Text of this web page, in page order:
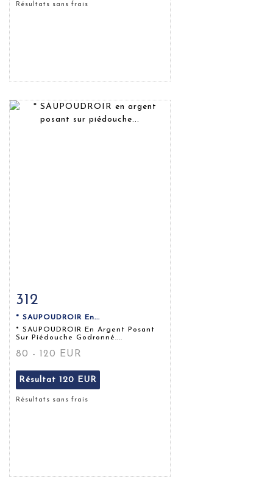
Résultats sans frais
Fiche détaillée
312
* SAUPOUDROIR En...
* SAUPOUDROIR En Argent Posant
Sur Piédouche Godronné....
80 - 120 EUR
Résultat 120 EUR
Résultats sans frais